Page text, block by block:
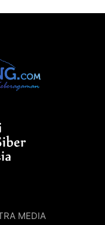
MEDIA